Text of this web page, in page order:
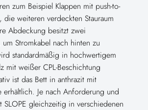
zum Beispiel Klappen mit push-to-
die weiteren verdeckten Stauraum
Abdeckung besitzt zwei
Stromkabel nach hinten zu
standardmäßig in hochwertigem
mit weißer CPL-Beschichtung
ist das Bett in anthrazit mit
erhältlich. Je nach Anforderung und
SLOPE gleichzeitig in verschiedenen